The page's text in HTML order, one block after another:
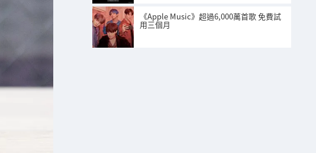
《Apple Music》超過6,000萬首歌 免費試
用三個月